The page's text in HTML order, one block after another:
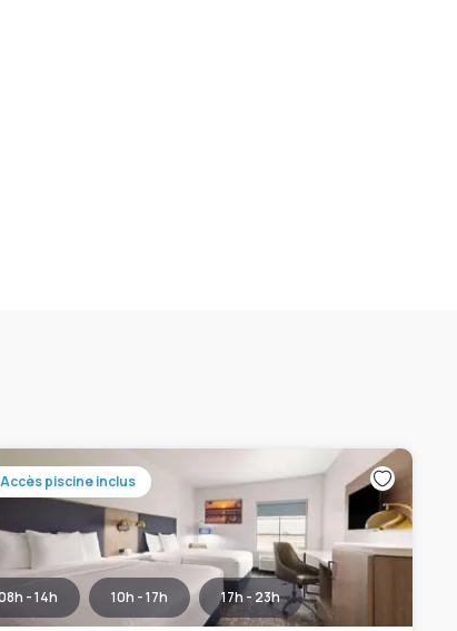
Accès piscine inclus
- 14h 10h - 17h 17h - 23h